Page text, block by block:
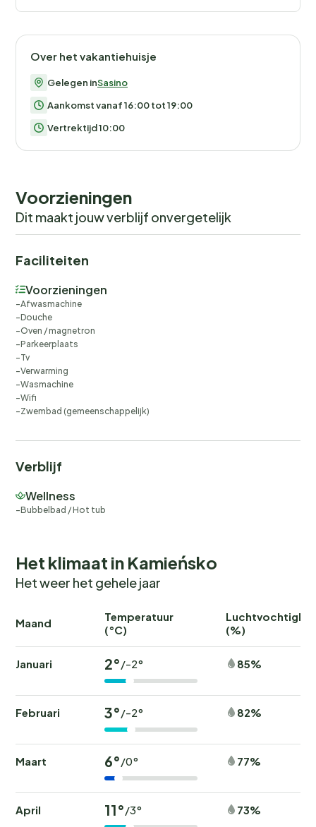
Over het vakantiehuisje
Gelegen inSasino
Aankomst vanaf 16:00 tot 19:00
Vertrektijd 10:00
Voorzieningen
Dit maakt jouw verblijf onvergetelijk
Faciliteiten
Voorzieningen
Afwasmachine
Douche
Oven / magnetron
Parkeerplaats
Tv
Verwarming
Wasmachine
Wifi
Zwembad (gemeenschappelijk)
Verblijf
Wellness
Bubbelbad / Hot tub
Het klimaat in Kamieńsko
Het weer het gehele jaar
Maand
Temperatuur
(°C)
(%)
Januari 2°/-2° 85%
Februari 3°/-2° 82%
Maart 6°/0° 77%
April 11°/3° 73%